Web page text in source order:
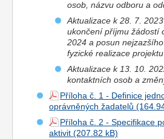
osob, názvu odboru a
Aktualizace k 28. 7.
ukončení příjmu žádostí
2024 a posun
fyzické realizace
Aktualizace k 13. 10.
kontaktních osob a
Příloha č. 1 - Definice
oprávněných žadatelů
Příloha č. 2 - Specifikace
aktivit